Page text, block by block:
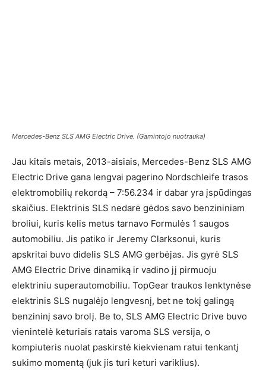
Mercedes-Benz SLS AMG Electric Drive. (Gamintojo nuotrauka)
Jau kitais metais, 2013-aisiais, Mercedes-Benz SLS AMG
Electric Drive gana lengvai pagerino Nordschleife trasos
elektromobilių rekordą – 7:56.234 ir dabar yra įspūdingas
skaičius. Elektrinis SLS nedarė gėdos savo benzininiam
broliui, kuris kelis metus tarnavo Formulės 1 saugos
automobiliu. Jis patiko ir Jeremy Clarksonui, kuris
apskritai buvo didelis SLS AMG gerbėjas. Jis gyrė SLS
AMG Electric Drive dinamiką ir vadino jį pirmuoju
elektriniu superautomobiliu. TopGear traukos lenktynėse
elektrinis SLS nugalėjo lengvesnį, bet ne tokį galingą
benzininį savo brolį. Be to, SLS AMG Electric Drive buvo
vienintelė keturiais ratais varoma SLS versija, o
kompiuteris nuolat paskirstė kiekvienam ratui tenkantį
sukimo momentą (juk jis turi keturi variklius).